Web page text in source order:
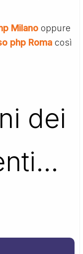
Milano oppure
php Roma così
dei